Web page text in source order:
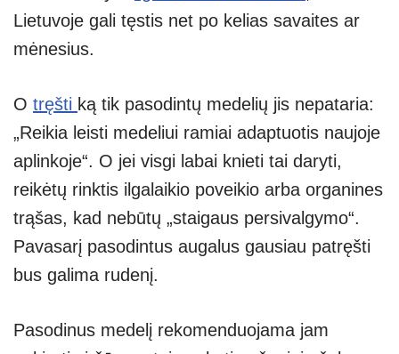
Lietuvoje gali tęstis net po kelias savaites ar
mėnesius.
O tręšti ką tik pasodintų medelių jis nepataria:
„Reikia leisti medeliui ramiai adaptuotis naujoje
aplinkoje“. O jei visgi labai knieti tai daryti,
reikėtų rinktis ilgalaikio poveikio arba organines
trąšas, kad nebūtų „staigaus persivalgymo“.
Pavasarį pasodintus augalus gausiau patręšti
bus galima rudenį.
Pasodinus medelį rekomenduojama jam